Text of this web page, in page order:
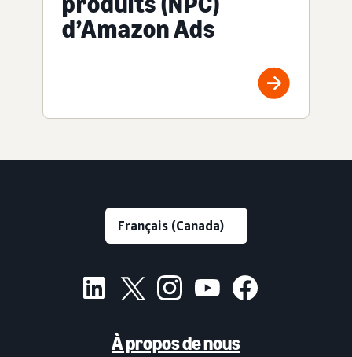
d’Amazon Ads
À propos de nous